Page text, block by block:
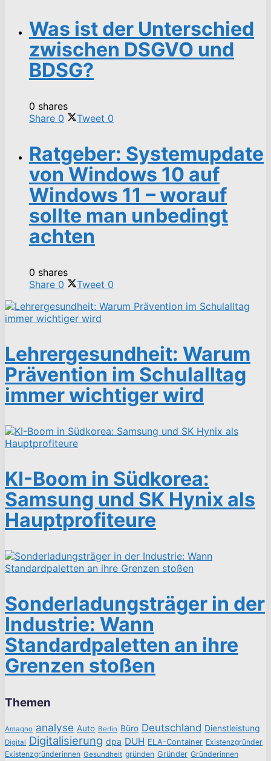
Was ist der Unterschied
zwischen DSGVO und
BDSG?
0 shares
Share 0 Tweet 0
Ratgeber: Systemupdate
von Windows 10 auf
Windows 11 – worauf
sollte man unbedingt
achten
0 shares
Share 0 Tweet 0
Lehrergesundheit: Warum
Prävention im Schulalltag
immer wichtiger wird
KI-Boom in Südkorea:
Samsung und SK Hynix als
Hauptprofiteure
Sonderladungsträger in der
Industrie: Wann
Standardpaletten an ihre
Grenzen stoßen
Themen
Amagno analyse Auto Berlin Büro Deutschland Dienstleistung
Digital Digitalisierung dpa DUH ELA-Container Existenzgründer
Existenzgründerinnen Gesundheit gründen Gründer Gründerinnen